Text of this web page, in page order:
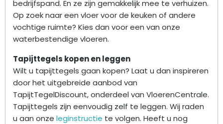
bedrijfspand. En ze zijn gemakkelijk mee te verhuizen.
Op zoek naar een vloer voor de keuken of andere
vochtige ruimte? Kies dan voor een van onze
waterbestendige vloeren.
Tapijttegels kopen en leggen
Wilt u tapijttegels gaan kopen? Laat u dan inspireren
door het uitgebreide aanbod van
TapijtTegelDiscount, onderdeel van VloerenCentrale.
Tapijttegels zijn eenvoudig zelf te leggen. Wij raden
u aan onze leginstructie te volgen. Heeft u nog